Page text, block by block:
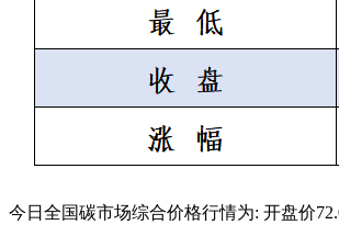
今日全国碳市场综合价格行情为: 开盘价